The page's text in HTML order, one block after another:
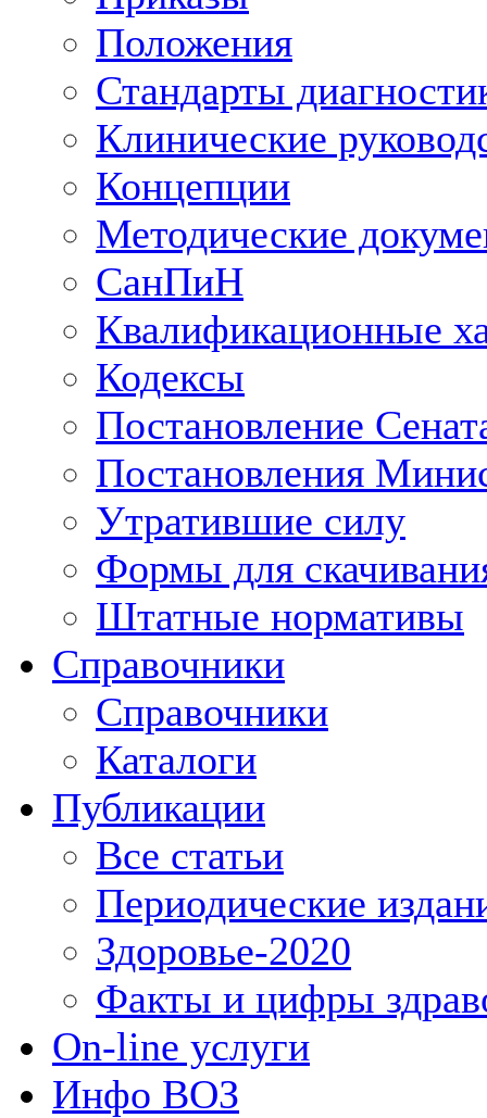
Положения
Стандарты
Клинические
Концепции
Методические
СанПиН
Квалификационные
Кодексы
Постановление
Постановления
Утратившие силу
Формы для
Штатные нормативы
Справочники
Справочники
Каталоги
Публикации
Все статьи
Периодические
Здоровье-2020
Факты и цифры
On-line услуги
Инфо ВОЗ